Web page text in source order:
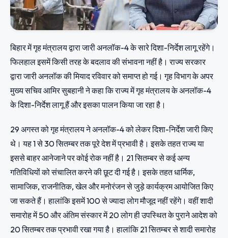
बिहार में गृह मंत्रालय द्वारा जारी अनलॉक-4 के सारे दिशा-निर्देश लागू रहेंगे।
फिलहाल इसमें किसी तरह के बदलाव की संभावना नहीं है। राज्य सरकार
द्वारा जारी अनलॉक की मियाद रविवार को समाप्त हो गई। गृह विभाग के अपर
मुख्य सचिव आमिर सुबहानी ने कहा कि राज्य में गृह मंत्रालय के अनलॉक-4
के दिशा-निर्देश लागू हैं और इसका पालन किया जा रहा है।
29 अगस्त को गृह मंत्रालय ने अनलॉक-4 को लेकर दिशा-निर्देश जारी किए
थे। यह 1 से 30 सितम्बर तक पूरे देश में प्रभावी है। इसके तहत राज्य या
इससे बाहर आनेजाने पर कोई रोक नहीं है। 21 सितम्बर से कई अन्य
गतिविधियों को संचालित करने की छूट दी गई है। इसके तहत धार्मिक,
सामाजिक, राजनीतिक, खेल और मनोरंजन से जुड़े कार्यक्रम आयोजित किए
जा सकते हैं। हालांकि इसमें 100 से ज्यादा लोग मौजूद नहीं रहेंगे। वहीं शादी
समारोह में 50 और अंतिम संस्कार में 20 लोग ही उपस्थित के पुराने आदेश को
20 सितम्बर तक प्रभावी रखा गया है। हालांकि 21 सितम्बर से शादी समारोह